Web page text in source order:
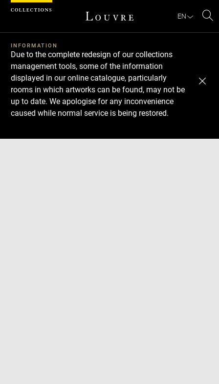
EN
INFORMATION
Due to the complete redesign of our collections
management tools, some of the information
displayed in our online catalogue, particularly
rooms in which artworks can be found, may not be
up to date. We apologise for any inconvenience
caused while normal service is being restored.
Download
Next
Previous
Cookies management panel